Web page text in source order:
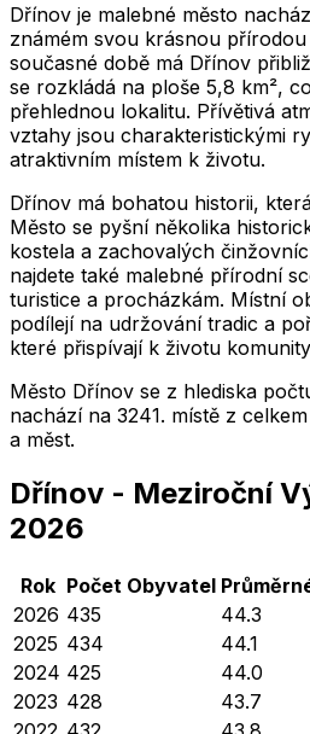
Dřínov je malebné město
známém svou krásnou
současné době má Dřínov
se rozkládá na ploše 5,8 km²,
přehlednou lokalitu. Přívětivá
vztahy jsou charakteristickými
atraktivním místem k životu.
Dřínov má bohatou historii,
Město se pyšní několika
kostela a zachovalých
najdete také malebné přírodní
turistice a procházkám. Místní
podílejí na udržování tradic a
které přispívají k životu
Město Dřínov se z hlediska
nachází na 3241. místě z celkem
a měst.
Dřínov - Meziroční
2026
Rok Počet Obyvatel
2026 435
44.3
2025 434
44.1
2024 425
44.0
2023 428
43.7